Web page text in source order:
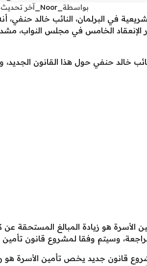
بواسطة _Noor_ آخر تحديث
في البرلمان، النائب خالد
الإنعقاد الخامس في مجلس النواب،
خالد حنفي حول هذا القانون الجديد،
لمشروع قانون تأمين الأسرة الجديد، دفع 50
قانون جديد يخص تأمين الأسرة هو